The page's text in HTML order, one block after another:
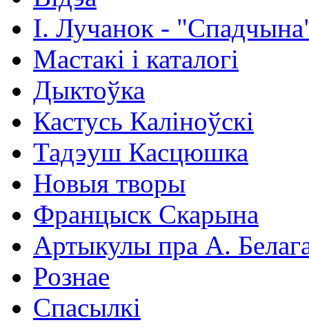
І. Лучанок -
Мастакі i каталогi
Дыктоўка
Кастусь Каліноўскі
Тадэуш Касцюшка
Новыя творы
Францыск Скарына
Артыкулы пра А.
Рознае
Спасылкі